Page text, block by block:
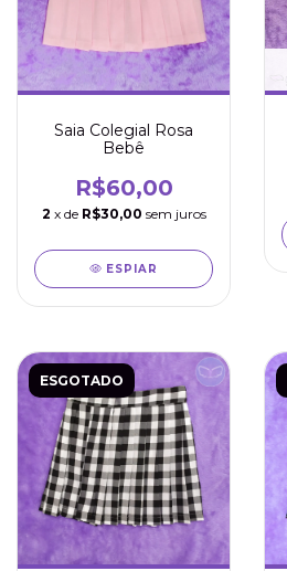
Saia Colegial Rosa
Bebê
R$60,00
2 x de R$30,00 sem juros
ESPIAR
ESGOTADO